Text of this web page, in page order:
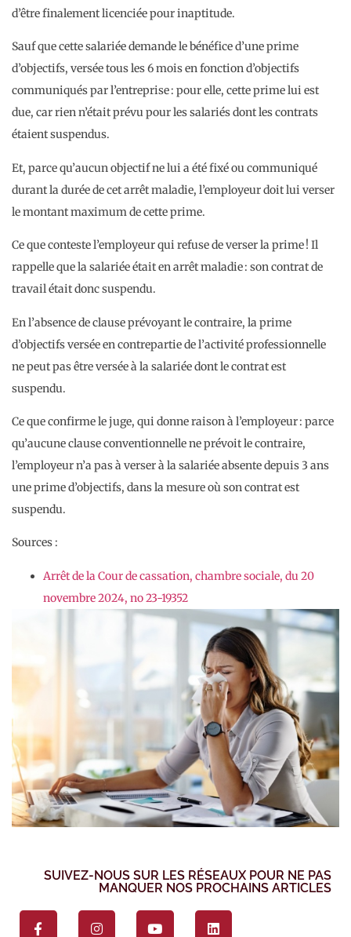
d’être finalement licenciée pour inaptitude.
Sauf que cette salariée demande le bénéfice d’une prime
d’objectifs, versée tous les 6 mois en fonction d’objectifs
communiqués par l’entreprise : pour elle, cette prime lui est
due, car rien n’était prévu pour les salariés dont les contrats
étaient suspendus.
Et, parce qu’aucun objectif ne lui a été fixé ou communiqué
durant la durée de cet arrêt maladie, l’employeur doit lui verser
le montant maximum de cette prime.
Ce que conteste l’employeur qui refuse de verser la prime ! Il
rappelle que la salariée était en arrêt maladie : son contrat de
travail était donc suspendu.
En l’absence de clause prévoyant le contraire, la prime
d’objectifs versée en contrepartie de l’activité professionnelle
ne peut pas être versée à la salariée dont le contrat est
suspendu.
Ce que confirme le juge, qui donne raison à l’employeur : parce
qu’aucune clause conventionnelle ne prévoit le contraire,
l’employeur n’a pas à verser à la salariée absente depuis 3 ans
une prime d’objectifs, dans la mesure où son contrat est
suspendu.
Sources :
Arrêt de la Cour de cassation, chambre sociale, du 20
novembre 2024, no 23-19352
SUIVEZ-NOUS SUR LES RÉSEAUX POUR NE PAS
MANQUER NOS PROCHAINS ARTICLES